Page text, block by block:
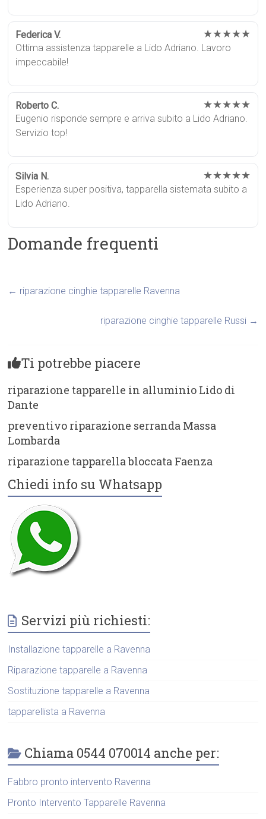
Federica V. ★★★★★
Ottima assistenza tapparelle a Lido Adriano. Lavoro
impeccabile!
Roberto C. ★★★★★
Eugenio risponde sempre e arriva subito a Lido Adriano.
Servizio top!
Silvia N. ★★★★★
Esperienza super positiva, tapparella sistemata subito a
Lido Adriano.
Domande frequenti
← riparazione cinghie tapparelle Ravenna
riparazione cinghie tapparelle Russi →
Ti potrebbe piacere
riparazione tapparelle in alluminio Lido di
Dante
preventivo riparazione serranda Massa
Lombarda
riparazione tapparella bloccata Faenza
Chiedi info su Whatsapp
Servizi più richiesti:
Installazione tapparelle a Ravenna
Riparazione tapparelle a Ravenna
Sostituzione tapparelle a Ravenna
tapparellista a Ravenna
Chiama 0544 070014 anche per:
Fabbro pronto intervento Ravenna
Pronto Intervento Tapparelle Ravenna